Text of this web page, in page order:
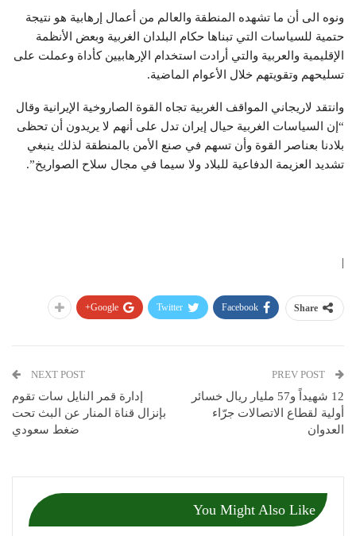
ونوه الى أن ما تشهده المنطقة والعالم من أعمال إرهابية هو نتيجة
حتمية للسياسات التي تبناها حكام البلدان الغربية وبعض الأنظمة
الإقليمية والعربية والتي أرادت استخدام الإرهابيين كأداة وعملت على
تسليحهم وتقويتهم خلال الأعوام الماضية.
وانتقد لاريجاني المواقف الغربية تجاه القوة الصاروخية الإيرانية وقال
“إن السياسات الغربية حيال إيران تدل على أنهم لا يريدون أن تحظى
بلادنا بعناصر القوة وأن تسهم في صنع الأمن بالمنطقة لذلك ينبغي
تشديد العزيمة الدفاعية للبلاد ولا سيما في مجال سلاح الصواريخ”.
|
Share
Facebook
Twitter
Google+
12 شهيداً و57 مليار ريال خسائر
أولية لقطاع الاتصالات جرّاء
العدوان
NEXT POST
إدارة قمر النايل سات تقوم
بإنزال قناة المنار عن البث تحت
ضغط سعودي
You Might Also Like